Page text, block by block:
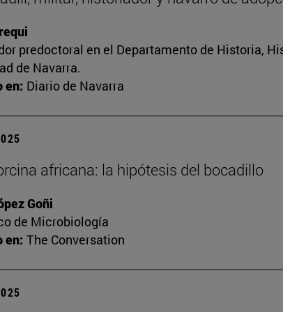
predoctoral en el Departamento de Historia,
de Navarra.
en: Diario de Navarra
africana: la hipótesis del bocadillo
Goñi
de Microbiología
en: The Conversation